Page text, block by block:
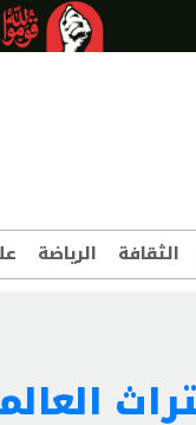
الثقافة الرياضة